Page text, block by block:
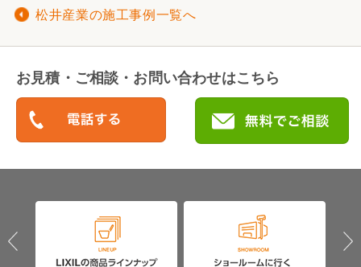
松井産業の施工事例一覧へ
お見積・ご相談・お問い合わせはこちら